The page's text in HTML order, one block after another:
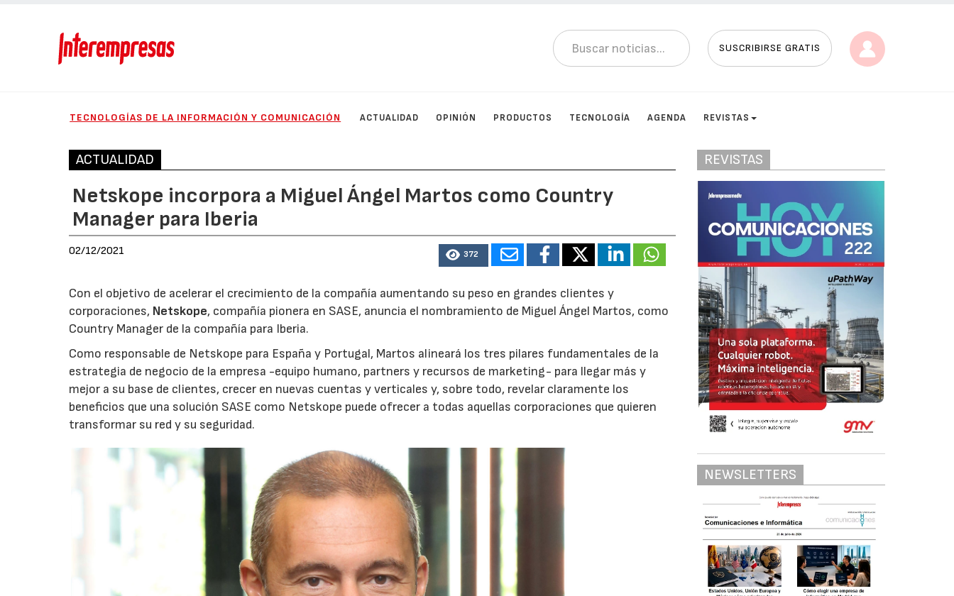
SUSCRIBIRSE GRATIS
TECNOLOGÍAS DE LA INFORMACIÓN Y COMUNICACIÓN ACTUALIDAD OPINIÓN PRODUCTOS TECNOLOGÍA AGENDA REVISTAS
ACTUALIDAD
Netskope incorpora a Miguel Ángel Martos como Country
Manager para Iberia
02/12/2021 372
Con el objetivo de acelerar el crecimiento de la compañía aumentando su peso en grandes clientes y
corporaciones, Netskope, compañía pionera en SASE, anuncia el nombramiento de Miguel Ángel Martos, como
Country Manager de la compañía para Iberia.
Como responsable de Netskope para España y Portugal, Martos alineará los tres pilares fundamentales de la
estrategia de negocio de la empresa -equipo humano, partners y recursos de marketing- para llegar más y
mejor a su base de clientes, crecer en nuevas cuentas y verticales y, sobre todo, revelar claramente los
beneficios que una solución SASE como Netskope puede ofrecer a todas aquellas corporaciones que quieren
transformar su red y su seguridad.
REVISTAS
NEWSLETTERS